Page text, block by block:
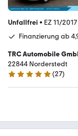
Unfallfrei • EZ 11/2017
Finanzierung ab
TRC Automobile
22844 Norderstedt
4.8 Sterne
(27)